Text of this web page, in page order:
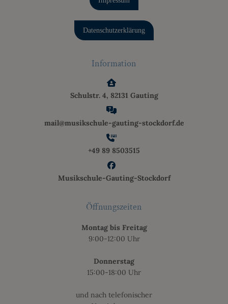
Datenschutzerklärung
Information
Schulstr. 4, 82131 Gauting
mail@musikschule-gauting-stockdorf.de
+49 89 8503515
Musikschule-Gauting-Stockdorf
Öffnungszeiten
Montag bis Freitag
9:00-12:00 Uhr
Donnerstag
15:00-18:00 Uhr
und nach telefonischer